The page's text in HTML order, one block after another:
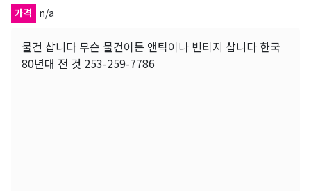
가격 n/a
물건 삽니다 무슨 물건이든 앤틱이나 빈티지 삽니다 한국
80년대 전 것 253-259-7786